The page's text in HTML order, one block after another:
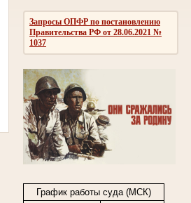
Запросы ОПФР по постановлению
Правительства РФ от 28.06.2021 №
1037
График работы суда (МСК)